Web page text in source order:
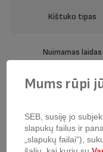
Kištuko tipas
Nuimamas laidas
Technologijos
Garso lygis
Mums rūpi
SEB, susiję jo
slapukų failus ir
„slapukų failai“),